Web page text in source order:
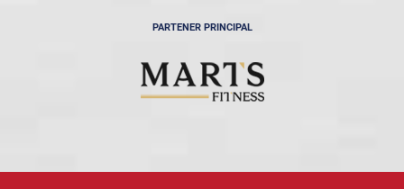
PARTENER PRINCIPAL